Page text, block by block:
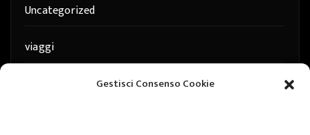
Gestisci Consenso Cookie
Uncategorized
viaggi